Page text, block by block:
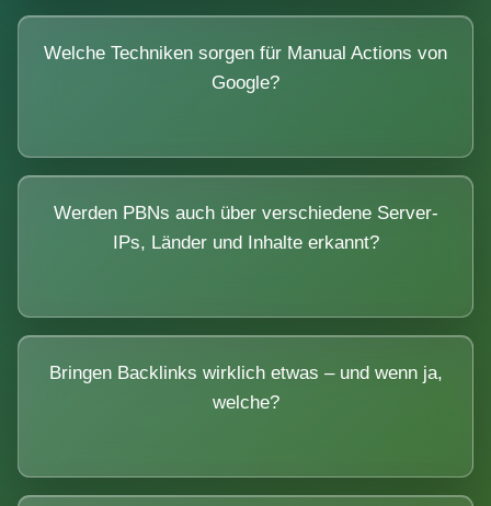
Welche Techniken sorgen für Manual Actions von
Google?
Werden PBNs auch über verschiedene Server-
IPs, Länder und Inhalte erkannt?
Bringen Backlinks wirklich etwas – und wenn ja,
welche?